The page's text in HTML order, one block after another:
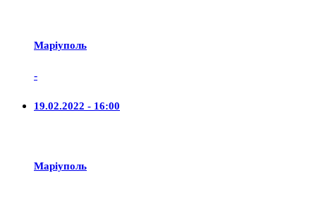
Маріуполь
-
19.02.2022 - 16:00
Маріуполь